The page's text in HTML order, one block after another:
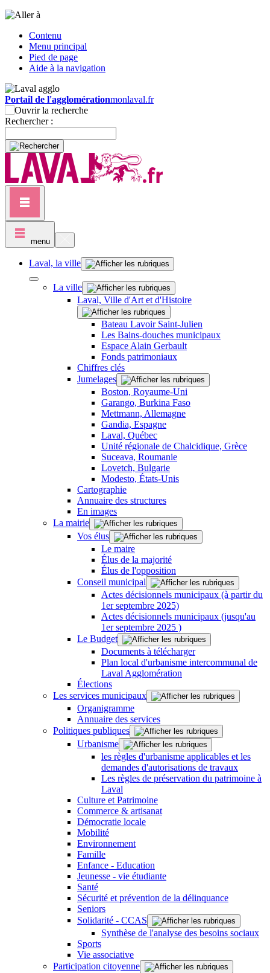
Contenu
Menu principal
Pied de page
Aide à la navigation
Portail de l'agglomérationmonlaval.fr
Rechercher :
menu
Laval, la ville
La ville
Laval, Ville d'Art et d'Histoire
Bateau Lavoir Saint-Julien
Les Bains-douches municipaux
Espace Alain Gerbault
Fonds patrimoniaux
Chiffres clés
Jumelages
Boston, Royaume-Uni
Garango, Burkina Faso
Mettmann, Allemagne
Gandia, Espagne
Laval, Québec
Unité régionale de Chalcidique, Grèce
Suceava, Roumanie
Lovetch, Bulgarie
Modesto, États-Unis
Cartographie
Annuaire des structures
En images
La mairie
Vos élus
Le maire
Élus de la majorité
Élus de l'opposition
Conseil municipal
Actes décisionnels municipaux (à partir du
1er septembre 2025)
Actes décisionnels municipaux (jusqu'au
1er septembre 2025 )
Le Budget
Documents à télécharger
Plan local d'urbanisme intercommunal de
Laval Agglomération
Élections
Les services municipaux
Organigramme
Annuaire des services
Politiques publiques
Urbanisme
les règles d'urbanisme applicables et les
demandes d'autorisations de travaux
Les règles de préservation du patrimoine à
Laval
Culture et Patrimoine
Commerce & artisanat
Démocratie locale
Mobilité
Environnement
Famille
Enfance - Education
Jeunesse - vie étudiante
Santé
Sécurité et prévention de la délinquance
Seniors
Solidarité - CCAS
Synthèse de l'analyse des besoins sociaux
Sports
Vie associative
Participation citoyenne